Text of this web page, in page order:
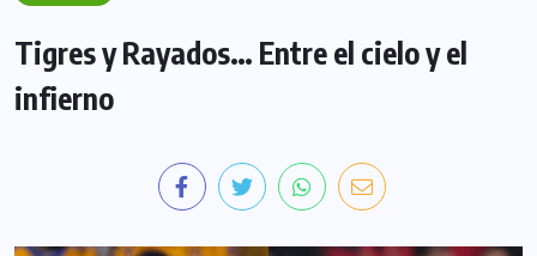
Tigres y Rayados… Entre el cielo y el
infierno